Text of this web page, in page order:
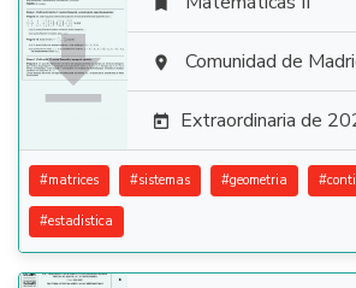
  Comunidad de
 Extraordinaria de
#matrices #sistemas #geometria #
#estadistica